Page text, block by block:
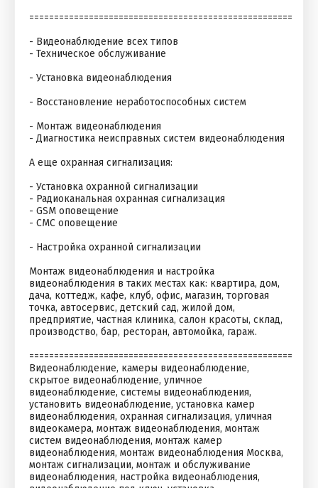
=====================================================
- Видеонаблюдение всех типов
- Техническое обслуживание
- Установка видеонаблюдения
- Восстановление неработоспособных систем
- Монтаж видеонаблюдения
- Диагностика неисправных систем видеонаблюдения
А еще охранная сигнализация:
- Установка охранной сигнализации
- Радиоканальная охранная сигнализация
- GSM оповещение
- СМС оповещение
- Настройка охранной сигнализации
Монтаж видеонаблюдения и настройка
видеонаблюдения в таких местах как: квартира, дом,
дача, коттедж, кафе, клуб, офис, магазин, торговая
точка, автосервис, детский сад, жилой дом,
предприятие, частная клиника, салон красоты, склад,
производство, бар, ресторан, автомойка, гараж.
=====================================================
Видеонаблюдение, камеры видеонаблюдение,
скрытое видеонаблюдение, уличное
видеонаблюдение, системы видеонаблюдения,
установить видеонаблюдение, установка камер
видеонаблюдения, охранная сигнализация, уличная
видеокамера, монтаж видеонаблюдения, монтаж
систем видеонаблюдения, монтаж камер
видеонаблюдения, монтаж видеонаблюдения Москва,
монтаж сигнализации, монтаж и обслуживание
видеонаблюдения, настройка видеонаблюдения,